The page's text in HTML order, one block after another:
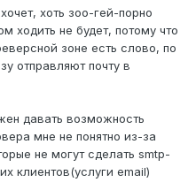
хоть зоо-гей-порно
ходить не будет, потому что
зоне есть слово, по
отправляют почту в
давать возможность
мне не понятно из-за
не могут сделать smtp-
клиентов(услуги email)